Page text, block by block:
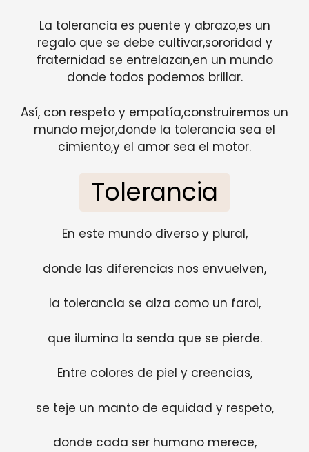
La tolerancia es puente y abrazo,es un
regalo que se debe cultivar,sororidad y
fraternidad se entrelazan,en un mundo
donde todos podemos brillar.
Así, con respeto y empatía,construiremos un
mundo mejor,donde la tolerancia sea el
cimiento,y el amor sea el motor.
Tolerancia
En este mundo diverso y plural,
donde las diferencias nos envuelven,
la tolerancia se alza como un farol,
que ilumina la senda que se pierde.
Entre colores de piel y creencias,
se teje un manto de equidad y respeto,
donde cada ser humano merece,